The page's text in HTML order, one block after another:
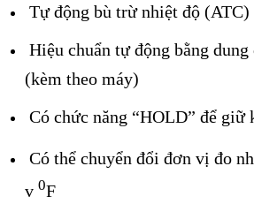
Tự động bù trừ nhiệt độ (ATC)
Hiệu chuẩn tự động bằng
(kèm theo máy)
Có chức năng “HOLD” để giữ
Có thể chuyển đổi đơn vị đo
v 0F